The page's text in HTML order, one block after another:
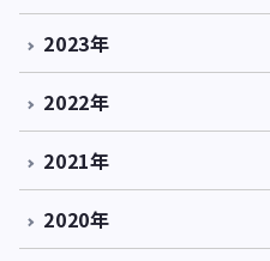
2023年
2022年
2021年
2020年